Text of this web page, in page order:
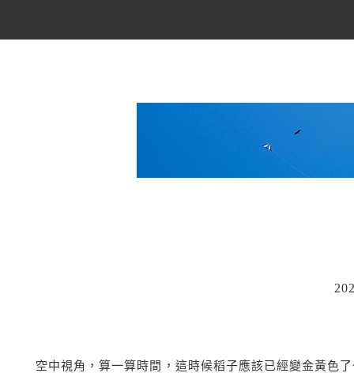
空中視角，算一算時間，這時候稻子應該已經變金黃色